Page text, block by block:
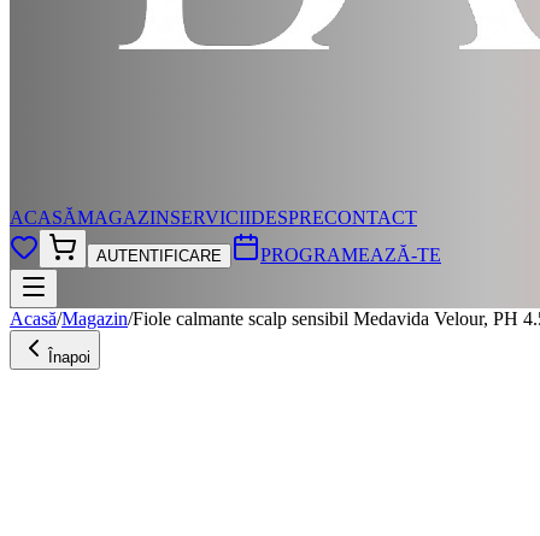
ACASĂMAGAZINSERVICIIDESPRECONTACT
AUTENTIFICARE PROGRAMEAZĂ-TE
Acasă/Magazin/Fiole calmante scalp sensibil Medavida Velour, PH
Înapoi